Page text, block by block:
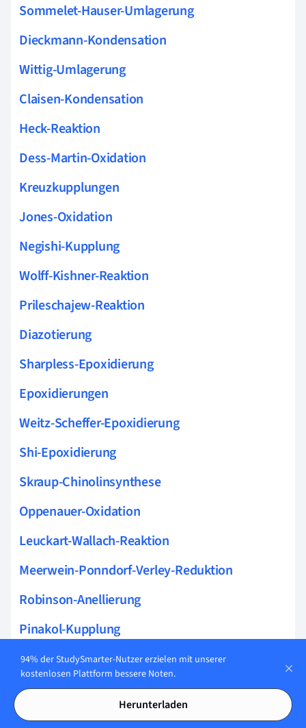
Sommelet-Hauser-Umlagerung
Dieckmann-Kondensation
Wittig-Umlagerung
Claisen-Kondensation
Heck-Reaktion
Dess-Martin-Oxidation
Kreuzkupplungen
Jones-Oxidation
Negishi-Kupplung
Wolff-Kishner-Reaktion
Prileschajew-Reaktion
Diazotierung
Sharpless-Epoxidierung
Epoxidierungen
Weitz-Scheffer-Epoxidierung
Shi-Epoxidierung
Skraup-Chinolinsynthese
Oppenauer-Oxidation
Leuckart-Wallach-Reaktion
Meerwein-Ponndorf-Verley-Reduktion
Robinson-Anellierung
Pinakol-Kupplung
Simmons-Smith-Reaktion
Swern-Oxidation
Wittig-Reaktion
94% der StudySmarter-Nutzer erzielen mit unserer
kostenlosen Plattform bessere Noten.
Herunterladen